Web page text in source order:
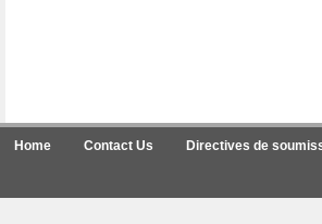
Home Contact Us Directives de